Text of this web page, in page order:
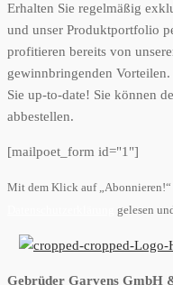
Erhalten Sie regelmäßig
und unser Produktportfolio
profitieren bereits von
gewinnbringenden
Sie up-to-date! Sie können
abbestellen.
[mailpoet_form id="1"]
Mit dem Klick auf „Abonnieren!“
gelesen
Gebrüder Garvens GmbH